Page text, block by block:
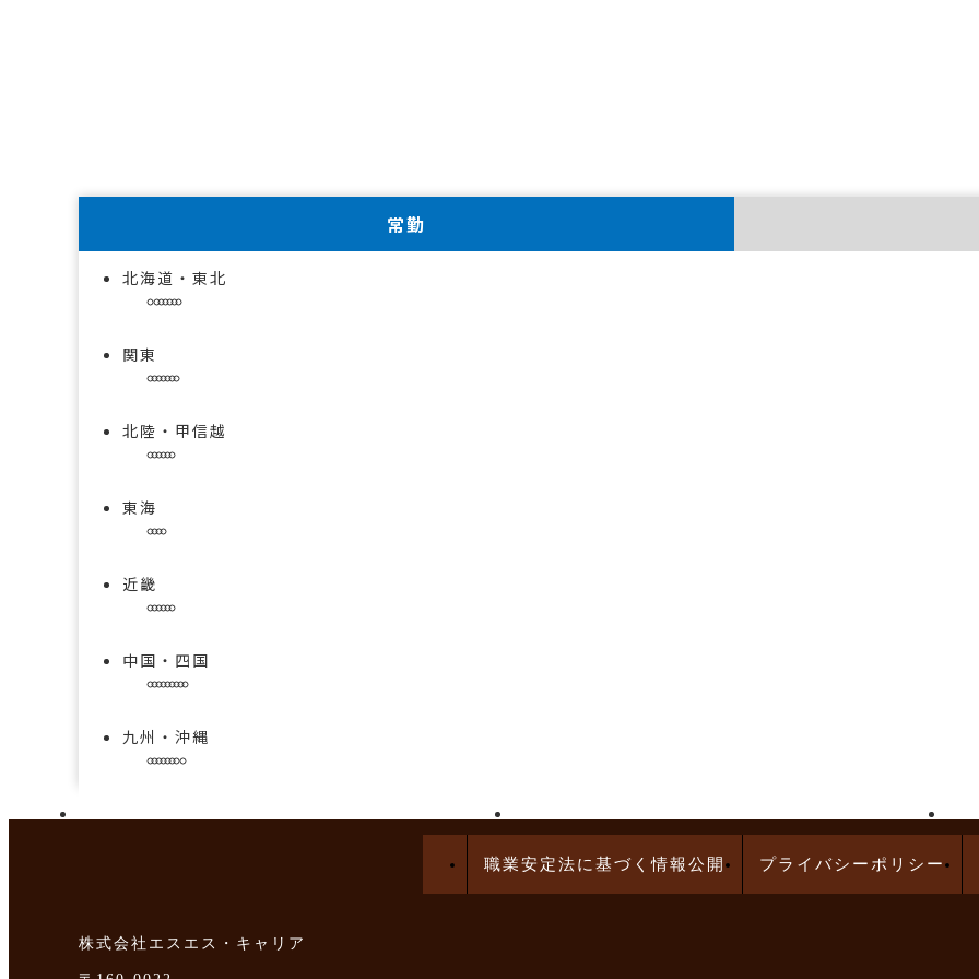
常勤
北海道・東北
関東
北陸・甲信越
東海
近畿
中国・四国
九州・沖縄
職業安定法に基づく情報公開 プライバシーポリシー
株式会社エスエス・キャリア